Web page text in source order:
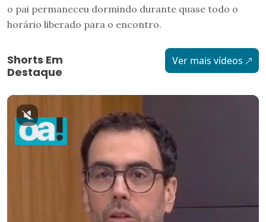
o pai permaneceu dormindo durante quase todo o
horário liberado para o encontro.
Shorts Em
Destaque
Ver mais vídeos